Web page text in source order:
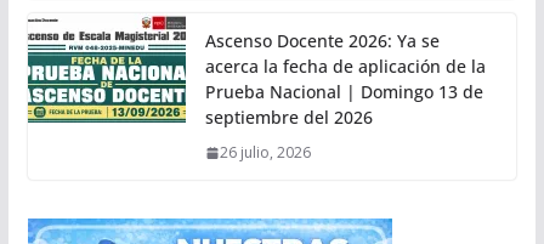
Ascenso Docente 2026: Ya se
acerca la fecha de aplicación de la
Prueba Nacional | Domingo 13 de
septiembre del 2026
26 julio, 2026